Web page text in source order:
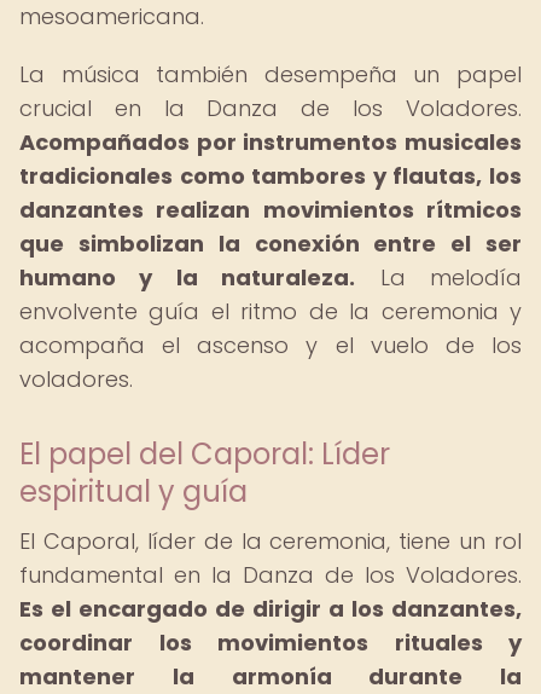
mesoamericana.
La música también desempeña un papel
crucial en la Danza de los Voladores.
Acompañados por instrumentos musicales
tradicionales como tambores y flautas, los
danzantes realizan movimientos rítmicos
que simbolizan la conexión entre el ser
humano y la naturaleza. La melodía
envolvente guía el ritmo de la ceremonia y
acompaña el ascenso y el vuelo de los
voladores.
El papel del Caporal: Líder
espiritual y guía
El Caporal, líder de la ceremonia, tiene un rol
fundamental en la Danza de los Voladores.
Es el encargado de dirigir a los danzantes,
coordinar los movimientos rituales y
mantener la armonía durante la